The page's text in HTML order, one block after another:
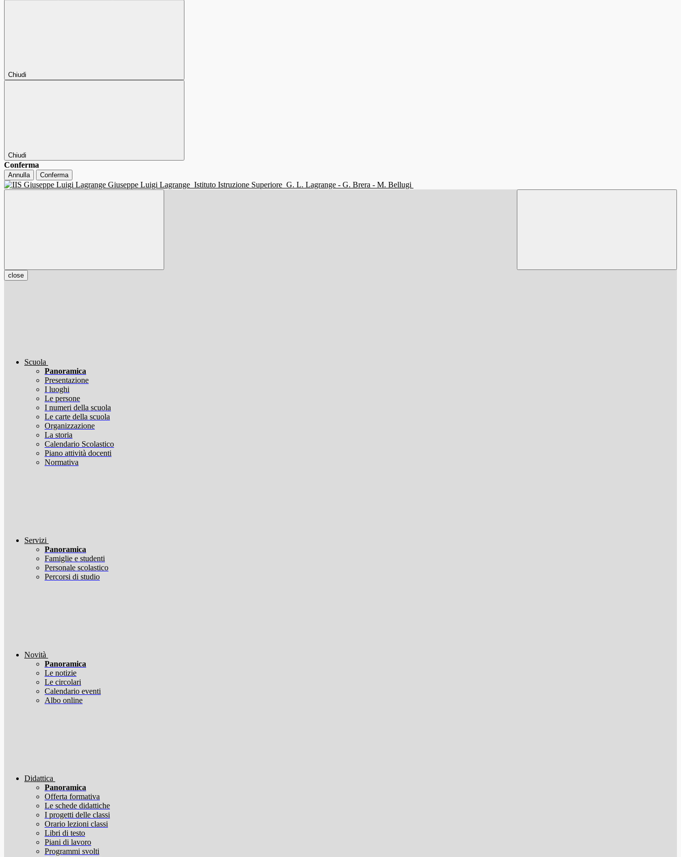
Chiudi
Chiudi
Conferma
Annulla Conferma
Giuseppe Luigi Lagrange Istituto Istruzione Superiore G. L. Lagrange - G. Brera - M. Bellugi
close
Scuola
Panoramica
Presentazione
I luoghi
Le persone
I numeri della scuola
Le carte della scuola
Organizzazione
La storia
Calendario Scolastico
Piano attività docenti
Normativa
Servizi
Panoramica
Famiglie e studenti
Personale scolastico
Percorsi di studio
Novità
Panoramica
Le notizie
Le circolari
Calendario eventi
Albo online
Didattica
Panoramica
Offerta formativa
Le schede didattiche
I progetti delle classi
Orario lezioni classi
Libri di testo
Piani di lavoro
Programmi svolti